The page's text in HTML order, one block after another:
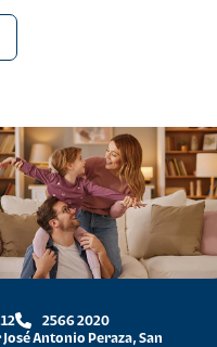
2566 2020
Antonio Peraza, San